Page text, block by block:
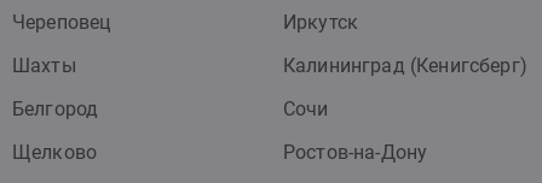
Череповец
Иркутск
Шахты
Калининград (Кенигсберг)
Белгород
Сочи
Щелково
Ростов-на-Дону